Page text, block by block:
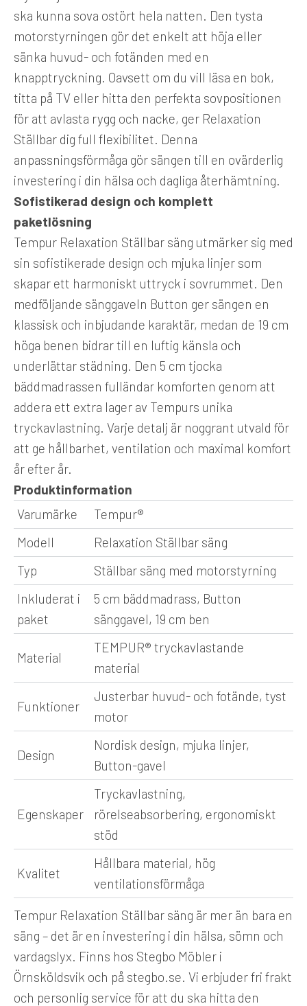
ska kunna sova ostört hela natten. Den tysta
motorstyrningen gör det enkelt att höja eller
sänka huvud- och fotänden med en
knapptryckning. Oavsett om du vill läsa en bok,
titta på TV eller hitta den perfekta sovpositionen
för att avlasta rygg och nacke, ger Relaxation
Ställbar dig full flexibilitet. Denna
anpassningsförmåga gör sängen till en ovärderlig
investering i din hälsa och dagliga återhämtning.
Sofistikerad design och komplett
paketlösning
Tempur Relaxation Ställbar säng utmärker sig med
sin sofistikerade design och mjuka linjer som
skapar ett harmoniskt uttryck i sovrummet. Den
medföljande sänggaveln Button ger sängen en
klassisk och inbjudande karaktär, medan de 19 cm
höga benen bidrar till en luftig känsla och
underlättar städning. Den 5 cm tjocka
bäddmadrassen fulländar komforten genom att
addera ett extra lager av Tempurs unika
tryckavlastning. Varje detalj är noggrant utvald för
att ge hållbarhet, ventilation och maximal komfort
år efter år.
Produktinformation
Varumärke
Tempur®
Modell
Relaxation Ställbar säng
Typ
Ställbar säng med motorstyrning
Inkluderat i
paket
5 cm bäddmadrass, Button
sänggavel, 19 cm ben
Material
TEMPUR® tryckavlastande
material
Funktioner
Justerbar huvud- och fotände, tyst
motor
Design
Nordisk design, mjuka linjer,
Button-gavel
Egenskaper
Tryckavlastning,
rörelseabsorbering, ergonomiskt
stöd
Kvalitet
Hållbara material, hög
ventilationsförmåga
Tempur Relaxation Ställbar säng är mer än bara en
säng – det är en investering i din hälsa, sömn och
vardagslyx. Finns hos Stegbo Möbler i
Örnsköldsvik och på stegbo.se. Vi erbjuder fri frakt
och personlig service för att du ska hitta den